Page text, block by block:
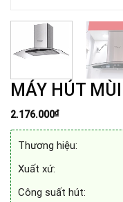
MÁY HÚT
2.176.000₫
Thương
Xuất
Công suất